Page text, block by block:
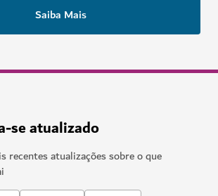
Saiba Mais
se atualizado
recentes atualizações sobre o que